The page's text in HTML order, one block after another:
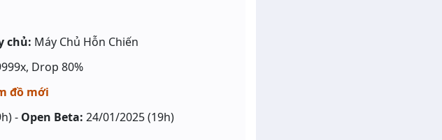
chủ: Máy Chủ Hỗn Chiến
Drop 80%
đồ mới
- Open Beta: 24/01/2025 (19h)